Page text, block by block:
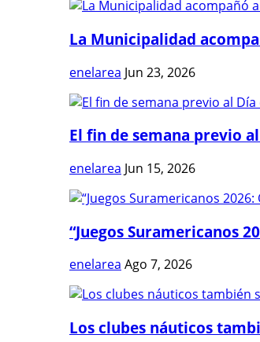
La Municipalidad
enelarea Jun 23, 2026
El fin de semana previo
enelarea Jun 15, 2026
“Juegos Suramericanos
enelarea Ago 7, 2026
Los clubes náuticos